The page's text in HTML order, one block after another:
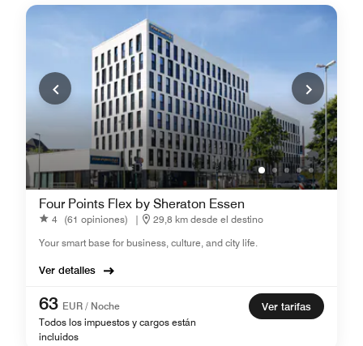
Four Points Flex by Sheraton Essen
4 (61 opiniones) |
29,8 km desde el destino
Your smart base for business, culture, and city life.
Ver detalles
63 EUR / Noche
Todos los impuestos y cargos están
incluidos
Ver tarifas